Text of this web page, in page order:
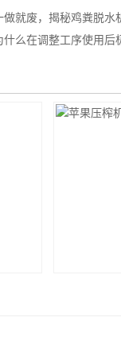
就废，揭秘鸡粪脱水
整工序使用后极易损坏----有些压